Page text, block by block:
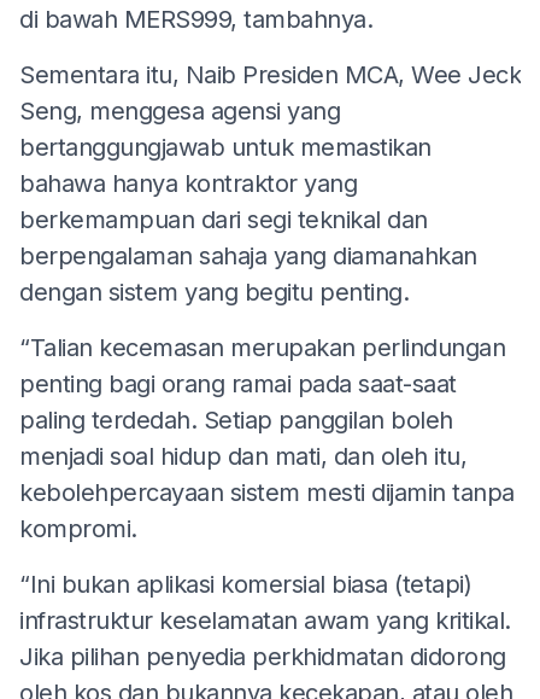
di bawah MERS999, tambahnya.
Sementara itu, Naib Presiden MCA, Wee Jeck
Seng, menggesa agensi yang
bertanggungjawab untuk memastikan
bahawa hanya kontraktor yang
berkemampuan dari segi teknikal dan
berpengalaman sahaja yang diamanahkan
dengan sistem yang begitu penting.
“Talian kecemasan merupakan perlindungan
penting bagi orang ramai pada saat-saat
paling terdedah. Setiap panggilan boleh
menjadi soal hidup dan mati, dan oleh itu,
kebolehpercayaan sistem mesti dijamin tanpa
kompromi.
“Ini bukan aplikasi komersial biasa (tetapi)
infrastruktur keselamatan awam yang kritikal.
Jika pilihan penyedia perkhidmatan didorong
oleh kos dan bukannya kecekapan, atau oleh